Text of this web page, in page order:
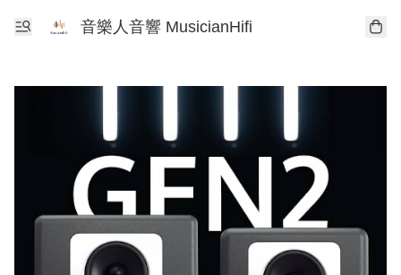
音樂人音響 MusicianHifi